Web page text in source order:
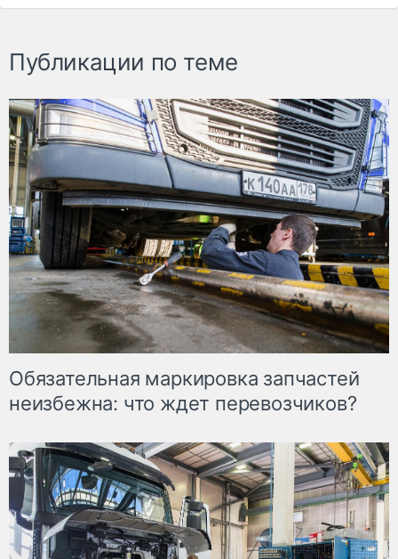
Публикации по теме
Обязательная маркировка запчастей
неизбежна: что ждет перевозчиков?